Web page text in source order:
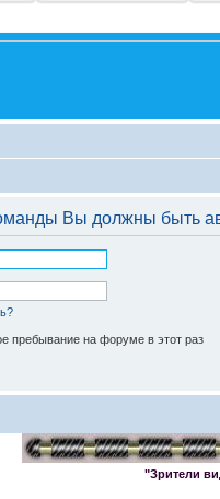
Вы должны быть
пребывание на форуме в этот раз
"Зрители